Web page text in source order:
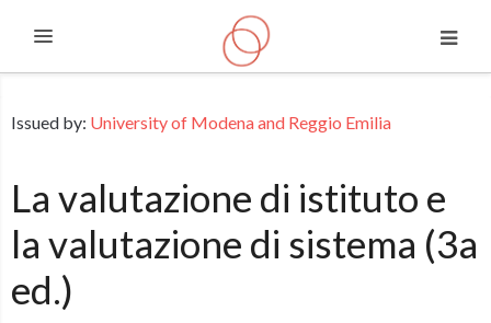
Expand
Issued by: University of Modena and Reggio Emilia
La valutazione di istituto e
la valutazione di sistema (3a
ed.)